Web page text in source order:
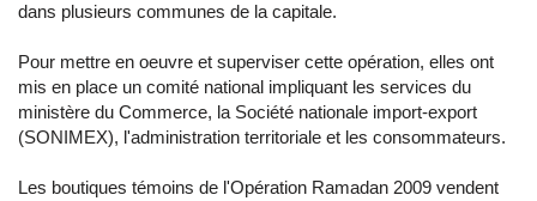
dans plusieurs communes de la capitale.
Pour mettre en oeuvre et superviser cette opération, elles ont
mis en place un comité national impliquant les services du
ministère du Commerce, la Société nationale import-export
(SONIMEX), l'administration territoriale et les consommateurs.
Les boutiques témoins de l'Opération Ramadan 2009 vendent